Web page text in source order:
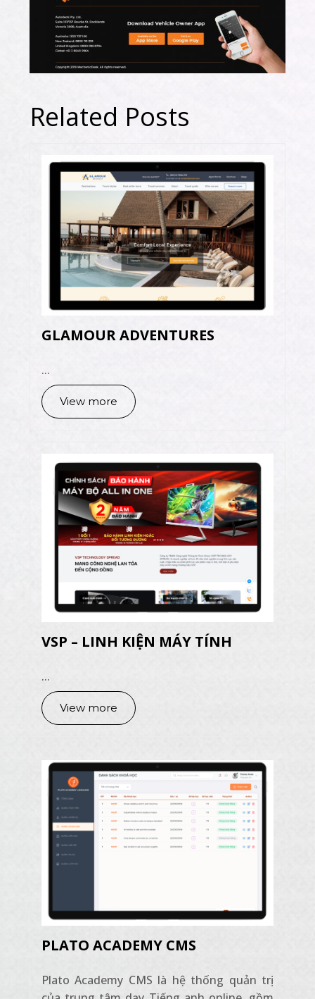
Related Posts
GLAMOUR ADVENTURES
...
View more
VSP – LINH KIỆN MÁY TÍNH
...
View more
PLATO ACADEMY CMS
Plato Academy CMS là hệ thống quản trị